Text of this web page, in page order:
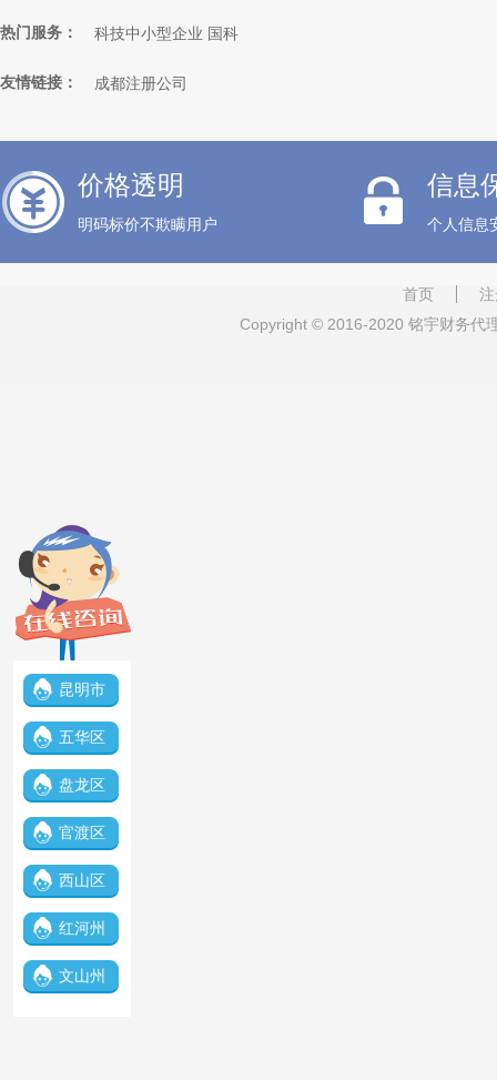
昆明市
五华区
盘龙区
官渡区
西山区
红河州
文山州
热门服务：
科技中小型企业 国科
友情链接： 成都注册公司
价格透明
明码标价不欺瞒用户
信息
个人信息
首页
Copyright © 2016-2020 铭宇财务代